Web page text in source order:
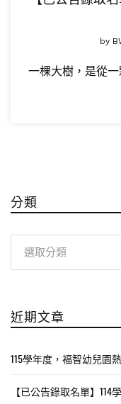
by
一棵大樹，是從
分類
近期文章
115學年度，福智幼兒園
【已公告錄取名單】